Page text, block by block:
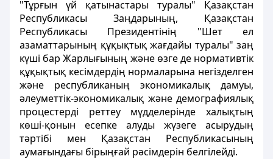
"Тұрғын үй қатынастары туралы" Қазақстан
Республикасы Заңдарының, Қазақстан
Республикасы Президентінің "Шет ел
азаматтарының құқықтық жағдайы туралы" заң
күші бар Жарлығының және өзге де нормативтік
құқықтық кесімдердің нормаларына негізделген
және республиканың экономикалық дамуы,
әлеуметтік-экономикалық және демографиялық
процестерді реттеу мүдделерінде халықтың
көші-қонын есепке алуды жүзеге асырудың
тәртібі мен Қазақстан Республикасының
аумағындағы бірыңғай рәсімдерін белгілейді.